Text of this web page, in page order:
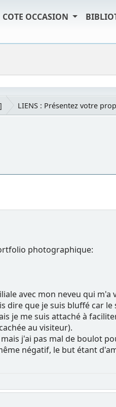
COTE OCCASION
LIENS : Présentez votre
photographique:
avec mon neveu qui
dire que je suis bluffé car
je me suis attaché à
au visiteur).
j'ai pas mal de boulot
négatif, le but étant